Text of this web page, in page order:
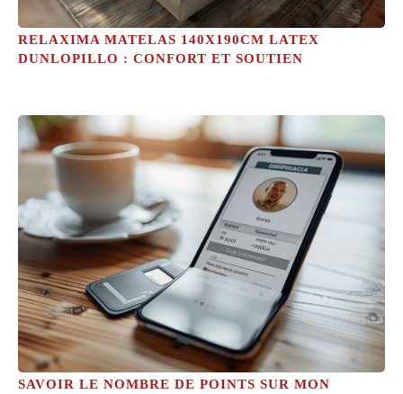
RELAXIMA MATELAS 140X190CM LATEX
DUNLOPILLO : CONFORT ET SOUTIEN
SAVOIR LE NOMBRE DE POINTS SUR MON